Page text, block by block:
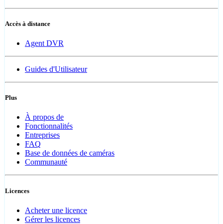
Accès à distance
Agent DVR
Guides d'Utilisateur
Plus
À propos de
Fonctionnalités
Entreprises
FAQ
Base de données de caméras
Communauté
Licences
Acheter une licence
Gérer les licences